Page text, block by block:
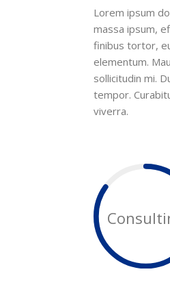
Lorem ipsum
massa ipsum,
finibus tortor,
elementum.
sollicitudin mi.
tempor.
viverra.